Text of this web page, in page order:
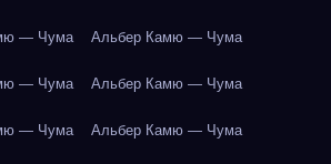
— Чума Альбер Камю — Чума
— Чума Альбер Камю — Чума
— Чума Альбер Камю — Чума